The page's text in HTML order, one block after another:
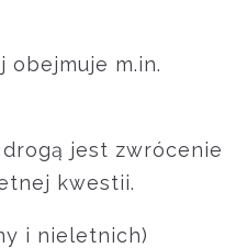
obejmuje m.in.
jest zwrócenie
kwestii.
i nieletnich)